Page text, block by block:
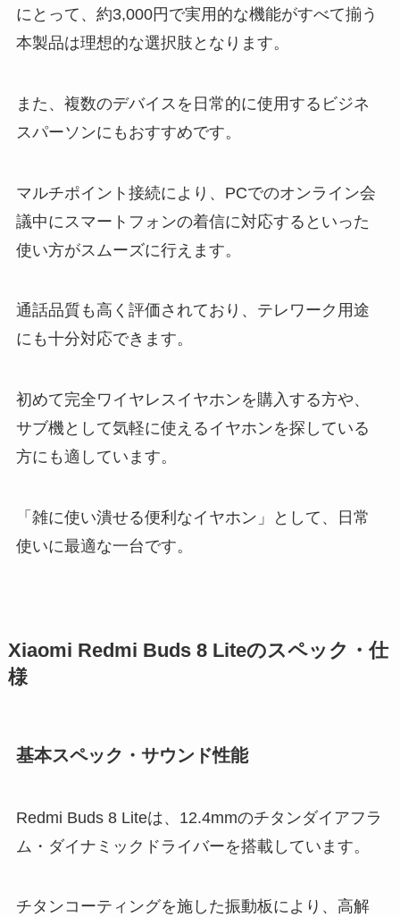
にとって、約3,000円で実用的な機能がすべて揃う
本製品は理想的な選択肢となります。
また、複数のデバイスを日常的に使用するビジネ
スパーソンにもおすすめです。
マルチポイント接続により、PCでのオンライン会
議中にスマートフォンの着信に対応するといった
使い方がスムーズに行えます。
通話品質も高く評価されており、テレワーク用途
にも十分対応できます。
初めて完全ワイヤレスイヤホンを購入する方や、
サブ機として気軽に使えるイヤホンを探している
方にも適しています。
「雑に使い潰せる便利なイヤホン」として、日常
使いに最適な一台です。
Xiaomi Redmi Buds 8 Liteのスペック・仕
様
基本スペック・サウンド性能
Redmi Buds 8 Liteは、12.4mmのチタンダイアフラ
ム・ダイナミックドライバーを搭載しています。
チタンコーティングを施した振動板により、高解